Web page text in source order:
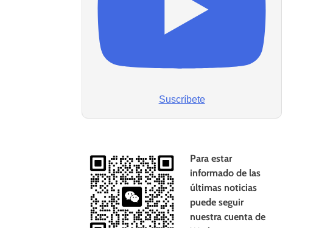
Suscríbete
Para estar
informado de las
últimas noticias
puede seguir
nuestra cuenta de